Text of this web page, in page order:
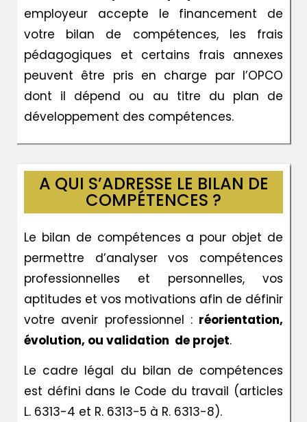
employeur accepte le financement de
votre bilan de compétences, les frais
pédagogiques et certains frais annexes
peuvent être pris en charge par l’OPCO
dont il dépend ou au titre du plan de
développement des compétences.
A QUI S’ADRESSE LE BILAN DE
COMPÉTENCES ?
Le bilan de compétences a pour objet de
permettre d’analyser vos compétences
professionnelles et personnelles, vos
aptitudes et vos motivations afin de définir
votre avenir professionnel : réorientation,
évolution, ou validation de projet.
Le cadre légal du bilan de compétences
est défini dans le Code du travail (articles
L. 6313-4 et R. 6313-5 à R. 6313-8).